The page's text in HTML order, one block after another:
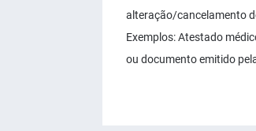
alteração/cancelamento
Exemplos: Atestado
ou documento emitido